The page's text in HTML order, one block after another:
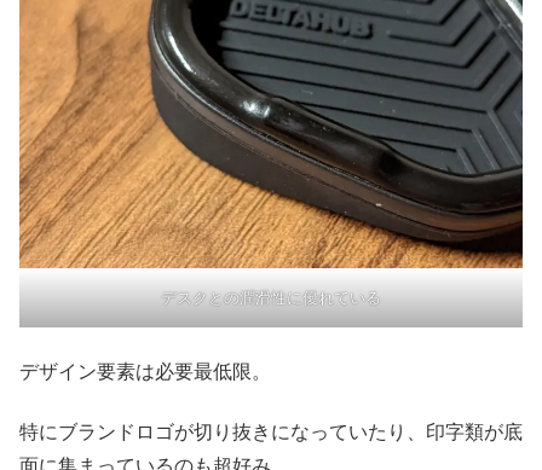
デスクとの潤滑性に優れている
デザイン要素は必要最低限。
特にブランドロゴが切り抜きになっていたり、印字類が底
面に集まっているのも超好み。